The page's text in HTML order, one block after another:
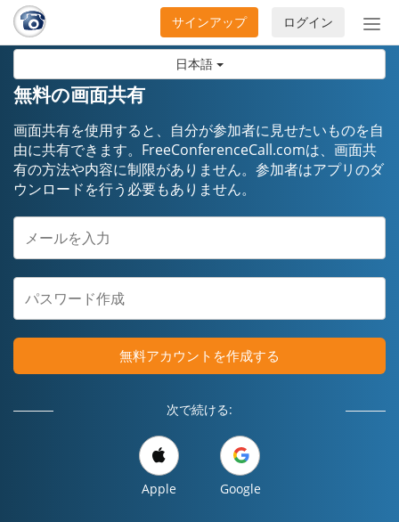
日本語
ナ
ビ
ョ
ン
の
ログイン
サインアップ
無料の画面共有
画面共有を使用すると、自分が参加者に見せたいものを自
由に共有できます。FreeConferenceCall.comは、画面共
有の方法や内容に制限がありません。参加者はアプリのダ
ウンロードを行う必要もありません。
無料アカウントを作成する
次で続ける:
Apple Google